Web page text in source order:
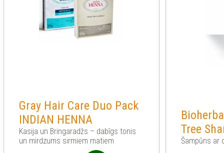
Gray Hair Care Duo Pack
INDIAN HENNA
Kasija un Bringaradžs – dabīgs tonis
un mirdzums sirmiem matiem
Tree
Šampūns ar